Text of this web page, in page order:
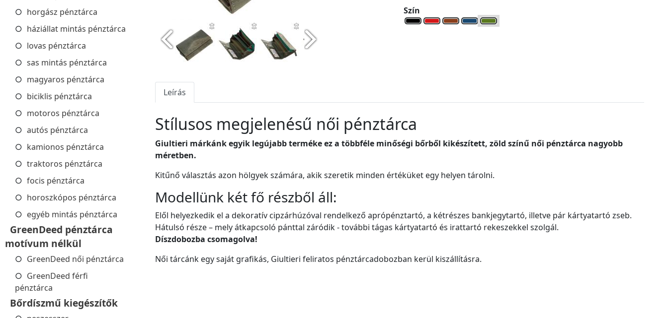
horgász pénztárca
háziállat mintás pénztárca
lovas pénztárca
sas mintás pénztárca
magyaros pénztárca
biciklis pénztárca
motoros pénztárca
autós pénztárca
kamionos pénztárca
traktoros pénztárca
focis pénztárca
horoszkópos pénztárca
egyéb mintás pénztárca
GreenDeed pénztárca
motívum nélkül
GreenDeed női pénztárca
GreenDeed férfi
pénztárca
Bőrdíszmű kiegészítők
Szín
Leírás
Stílusos megjelenésű női pénztárca
Giultieri márkánk egyik legújabb terméke ez a többféle minőségi bőrből kikészített, zöld színű női pénztárca nagyobb
méretben.
Kitűnő választás azon hölgyek számára, akik szeretik minden értéküket egy helyen tárolni.
Modellünk két fő részből áll:
Elől helyezkedik el a dekoratív cipzárhúzóval rendelkező aprópénztartó, a kétrészes bankjegytartó, illetve pár kártyatartó zseb.
Hátulsó része – mely átkapcsoló pánttal záródik - további tágas kártyatartó és irattartó rekeszekkel szolgál.
Díszdobozba csomagolva!
Női tárcánk egy saját grafikás, Giultieri feliratos pénztárcadobozban kerül kiszállításra.